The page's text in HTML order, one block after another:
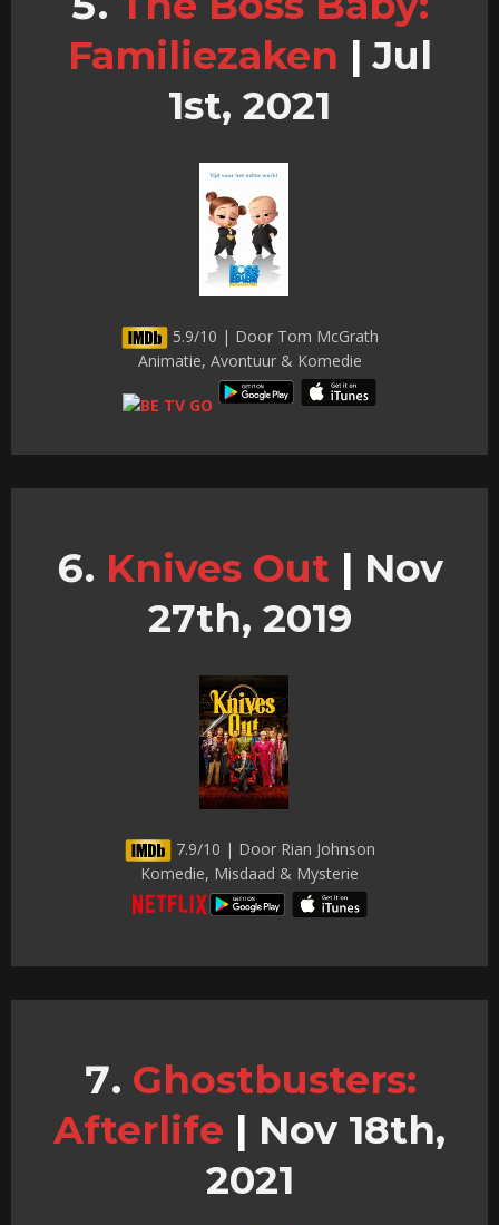
Familiezaken | Jul
1st, 2021
5.9/10 | Door Tom McGrath
Animatie, Avontuur & Komedie
Knives Out | Nov
27th, 2019
7.9/10 | Door Rian Johnson
Komedie, Misdaad & Mysterie
Ghostbusters:
Afterlife | Nov 18th,
2021